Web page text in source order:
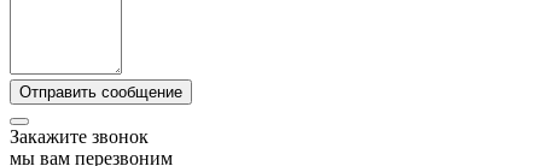
Закажите звонок
мы вам перезвоним